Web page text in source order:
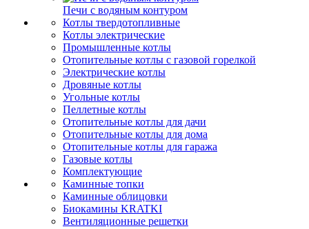
Печи с водяным контуром
Котлы твердотопливные
Котлы электрические
Промышленные котлы
Отопительные котлы с газовой горелкой
Электрические котлы
Дровяные котлы
Угольные котлы
Пеллетные котлы
Отопительные котлы для дачи
Отопительные котлы для дома
Отопительные котлы для гаража
Газовые котлы
Комплектующие
Каминные топки
Каминные облицовки
Биокамины KRATKI
Вентиляционные решетки